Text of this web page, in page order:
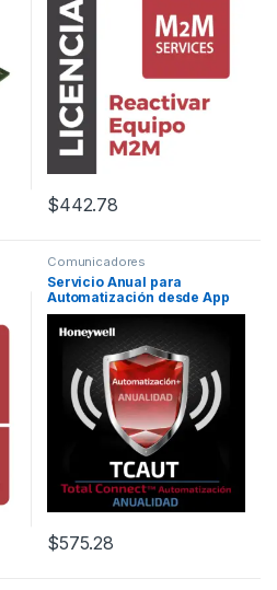
$442.78
Comunicadores
Servicio Anual para
Automatización desde App
Total Connect de Honeywell
$575.28